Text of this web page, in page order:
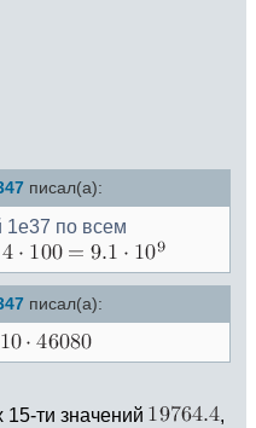
писал(а):
1e37 по всем
писал(а):
ти значений
,